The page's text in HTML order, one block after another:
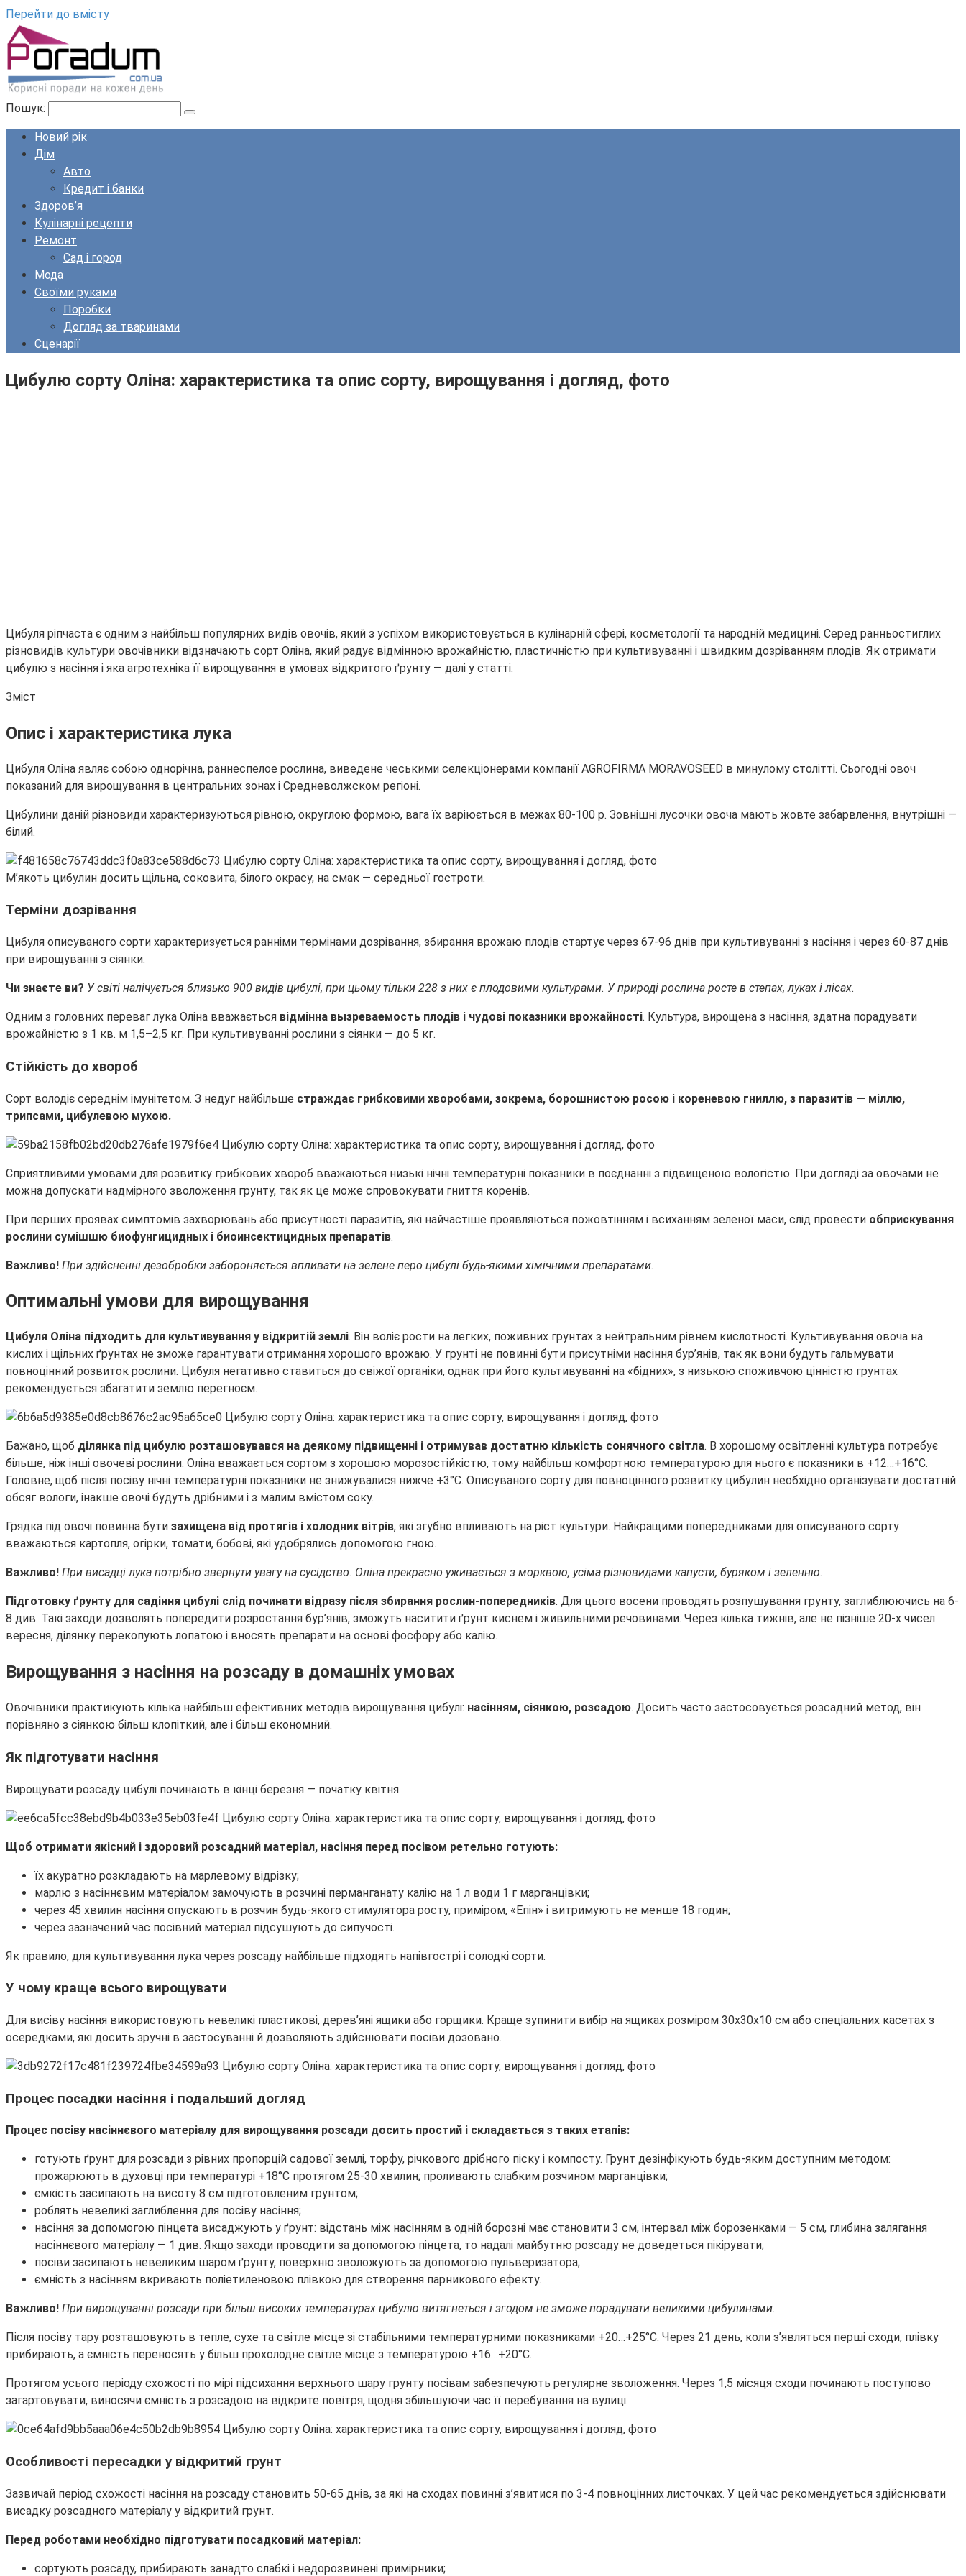
Перейти до вмісту
Пошук:
Новий рік
Дім
Авто
Кредит і банки
Здоров’я
Кулінарні рецепти
Ремонт
Сад і город
Мода
Своїми руками
Поробки
Догляд за тваринами
Сценарії
Цибулю сорту Оліна: характеристика та опис сорту, вирощування і догляд, фото
Цибуля ріпчаста є одним з найбільш популярних видів овочів, який з успіхом використовується в кулінарній сфері, косметології та народній медицині. Серед ранньостиглих
різновидів культури овочівники відзначають сорт Оліна, який радує відмінною врожайністю, пластичністю при культивуванні і швидким дозріванням плодів. Як отримати
цибулю з насіння і яка агротехніка її вирощування в умовах відкритого ґрунту — далі у статті.
Зміст
Опис і характеристика лука
Цибуля Оліна являє собою однорічна, раннеспелое рослина, виведене чеськими селекціонерами компанії AGROFIRMA MORAVOSEED в минулому столітті. Сьогодні овоч
показаний для вирощування в центральних зонах і Средневолжском регіоні.
Цибулини даній різновиди характеризуються рівною, округлою формою, вага їх варіюється в межах 80-100 р. Зовнішні лусочки овоча мають жовте забарвлення, внутрішні —
білий.
М’якоть цибулин досить щільна, соковита, білого окрасу, на смак — середньої гостроти.
Терміни дозрівання
Цибуля описуваного сорти характеризується ранніми термінами дозрівання, збирання врожаю плодів стартує через 67-96 днів при культивуванні з насіння і через 60-87 днів
при вирощуванні з сіянки.
Чи знаєте ви? У світі налічується близько 900 видів цибулі, при цьому тільки 228 з них є плодовими культурами. У природі рослина росте в степах, луках і лісах.
Одним з головних переваг лука Оліна вважається відмінна вызреваемость плодів і чудові показники врожайності. Культура, вирощена з насіння, здатна порадувати
врожайністю з 1 кв. м 1,5–2,5 кг. При культивуванні рослини з сіянки — до 5 кг.
Стійкість до хвороб
Сорт володіє середнім імунітетом. З недуг найбільше страждає грибковими хворобами, зокрема, борошнистою росою і кореневою гниллю, з паразитів — міллю,
трипсами, цибулевою мухою.
Сприятливими умовами для розвитку грибкових хвороб вважаються низькі нічні температурні показники в поєднанні з підвищеною вологістю. При догляді за овочами не
можна допускати надмірного зволоження грунту, так як це може спровокувати гниття коренів.
При перших проявах симптомів захворювань або присутності паразитів, які найчастіше проявляються пожовтінням і всиханням зеленої маси, слід провести обприскування
рослини сумішшю биофунгицидных і биоинсектицидных препаратів.
Важливо! При здійсненні дезобробки забороняється впливати на зелене перо цибулі будь-якими хімічними препаратами.
Оптимальні умови для вирощування
Цибуля Оліна підходить для культивування у відкритій землі. Він воліє рости на легких, поживних грунтах з нейтральним рівнем кислотності. Культивування овоча на
кислих і щільних ґрунтах не зможе гарантувати отримання хорошого врожаю. У грунті не повинні бути присутніми насіння бур’янів, так як вони будуть гальмувати
повноцінний розвиток рослини. Цибуля негативно ставиться до свіжої органіки, однак при його культивуванні на «бідних», з низькою споживчою цінністю грунтах
рекомендується збагатити землю перегноєм.
Бажано, щоб ділянка під цибулю розташовувався на деякому підвищенні і отримував достатню кількість сонячного світла. В хорошому освітленні культура потребує
більше, ніж інші овочеві рослини. Оліна вважається сортом з хорошою морозостійкістю, тому найбільш комфортною температурою для нього є показники в +12…+16°С.
Головне, щоб після посіву нічні температурні показники не знижувалися нижче +3°С. Описуваного сорту для повноцінного розвитку цибулин необхідно організувати достатній
обсяг вологи, інакше овочі будуть дрібними і з малим вмістом соку.
Грядка під овочі повинна бути захищена від протягів і холодних вітрів, які згубно впливають на ріст культури. Найкращими попередниками для описуваного сорту
вважаються картопля, огірки, томати, бобові, які удобрялись допомогою гною.
Важливо! При висадці лука потрібно звернути увагу на сусідство. Оліна прекрасно уживається з морквою, усіма різновидами капусти, буряком і зеленню.
Підготовку ґрунту для садіння цибулі слід починати відразу після збирання рослин-попередників. Для цього восени проводять розпушування грунту, заглиблюючись на 6-
8 див. Такі заходи дозволять попередити розростання бур’янів, зможуть наситити ґрунт киснем і живильними речовинами. Через кілька тижнів, але не пізніше 20-х чисел
вересня, ділянку перекопують лопатою і вносять препарати на основі фосфору або калію.
Вирощування з насіння на розсаду в домашніх умовах
Овочівники практикують кілька найбільш ефективних методів вирощування цибулі: насінням, сіянкою, розсадою. Досить часто застосовується розсадний метод, він
порівняно з сіянкою більш клопіткий, але і більш економний.
Як підготувати насіння
Вирощувати розсаду цибулі починають в кінці березня — початку квітня.
Щоб отримати якісний і здоровий розсадний матеріал, насіння перед посівом ретельно готують:
їх акуратно розкладають на марлевому відрізку;
марлю з насіннєвим матеріалом замочують в розчині перманганату калію на 1 л води 1 г марганцівки;
через 45 хвилин насіння опускають в розчин будь-якого стимулятора росту, приміром, «Епін» і витримують не менше 18 годин;
через зазначений час посівний матеріал підсушують до сипучості.
Як правило, для культивування лука через розсаду найбільше підходять напівгострі і солодкі сорти.
У чому краще всього вирощувати
Для висіву насіння використовують невеликі пластикові, дерев’яні ящики або горщики. Краще зупинити вибір на ящиках розміром 30х30х10 см або спеціальних касетах з
осередками, які досить зручні в застосуванні й дозволяють здійснювати посіви дозовано.
Процес посадки насіння і подальший догляд
Процес посіву насіннєвого матеріалу для вирощування розсади досить простий і складається з таких етапів:
готують ґрунт для розсади з рівних пропорцій садової землі, торфу, річкового дрібного піску і компосту. Грунт дезінфікують будь-яким доступним методом:
прожарюють в духовці при температурі +18°С протягом 25-30 хвилин; проливають слабким розчином марганцівки;
ємкість засипають на висоту 8 см підготовленим грунтом;
роблять невеликі заглиблення для посіву насіння;
насіння за допомогою пінцета висаджують у ґрунт: відстань між насінням в одній борозні має становити 3 см, інтервал між борозенками — 5 см, глибина залягання
насіннєвого матеріалу — 1 див. Якщо заходи проводити за допомогою пінцета, то надалі майбутню розсаду не доведеться пікірувати;
посіви засипають невеликим шаром ґрунту, поверхню зволожують за допомогою пульверизатора;
ємність з насінням вкривають поліетиленовою плівкою для створення парникового ефекту.
Важливо! При вирощуванні розсади при більш високих температурах цибулю витягнеться і згодом не зможе порадувати великими цибулинами.
Після посіву тару розташовують в тепле, сухе та світле місце зі стабільними температурними показниками +20…+25°С. Через 21 день, коли з’являться перші сходи, плівку
прибирають, а ємність переносять у більш прохолодне світле місце з температурою +16…+20°С.
Протягом усього періоду схожості по мірі підсихання верхнього шару грунту посівам забезпечують регулярне зволоження. Через 1,5 місяця сходи починають поступово
загартовувати, виносячи ємність з розсадою на відкрите повітря, щодня збільшуючи час її перебування на вулиці.
Особливості пересадки у відкритий грунт
Зазвичай період схожості насіння на розсаду становить 50-65 днів, за які на сходах повинні з’явитися по 3-4 повноцінних листочках. У цей час рекомендується здійснювати
висадку розсадного матеріалу у відкритий грунт.
Перед роботами необхідно підготувати посадковий матеріал:
сортують розсаду, прибирають занадто слабкі і недорозвинені примірники;